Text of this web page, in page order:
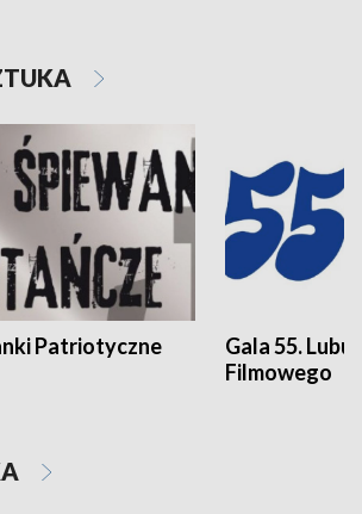
Patriotyczne
Gala 55.
Filmowego